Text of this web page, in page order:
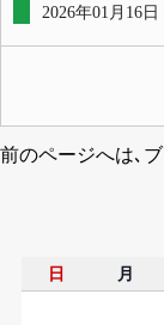
2026年01月16
前のページへは､
日 月